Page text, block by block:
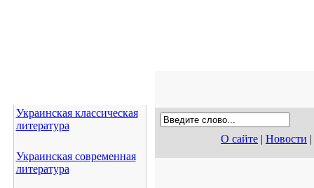
Украинская классическая
литература
Украинская современная
литература
О сайте | Новости |